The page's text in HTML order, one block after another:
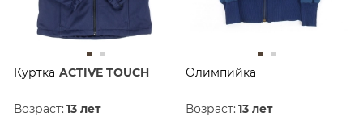
Куртка ACTIVE TOUCH
Возраст: 13 лет
Олимпийка
Возраст: 13 лет